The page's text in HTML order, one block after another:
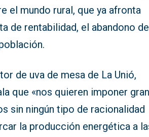
el mundo rural, que ya afronta
de rentabilidad, el abandono de
de uva de mesa de La Unió,
que «nos quieren imponer
sin ningún tipo de racionalidad
la producción energética a